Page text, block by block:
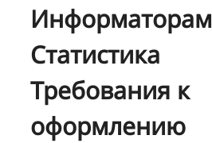
Информаторам
Статистика
Требования к
оформлению